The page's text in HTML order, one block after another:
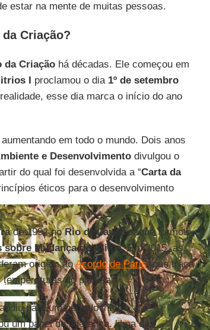
estar na mente de muitas pessoas.
Criação?
da Criaçãohá décadas. Ele começou em
I proclamou o dia 1º de setembro
esse dia marca o início do ano
em todo o mundo. Dois anos
e Desenvolvimentodivulgou o
do qual foi desenvolvida a “Carta da
éticos para o desenvolvimento
de 1992 noRio de Janeiro, que formou
sobre Mudança do Clima. Em 2015, as
origem aoAcordo de Paris, que traça
do planeta.
para um período inteiro, e o
um papel de liderança. Uma das